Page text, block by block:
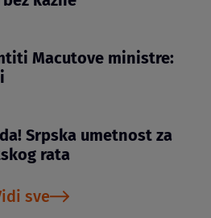
Macutove ministre:
Srpska umetnost za
rata
sve